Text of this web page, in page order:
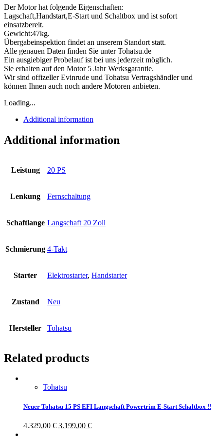
Der Motor hat folgende Eigenschaften:
Lagschaft,Handstart,E-Start und Schaltbox und ist sofort
einsatzbereit.
Gewicht:47kg.
Übergabeinspektion findet an unserem Standort statt.
Alle genauen Daten finden Sie unter Tohatsu.de
Ein ausgiebiger Probelauf ist bei uns jederzeit möglich.
Sie erhalten auf den Motor 5 Jahr Werksgarantie.
Wir sind offizeller Evinrude und Tohatsu Vertragshändler und
können Ihnen auch noch andere Motoren anbieten.
Loading...
Additional information
Additional information
Leistung 20 PS
Lenkung Fernschaltung
Schaftlange Langschaft 20 Zoll
Schmierung 4-Takt
Starter Elektrostarter, Handstarter
Zustand Neu
Hersteller Tohatsu
Related products
Tohatsu
Neuer Tohatsu 15 PS EFI Langschaft Powertrim E-Start Schaltbox !!
4.329,00€ 3.199,00 €